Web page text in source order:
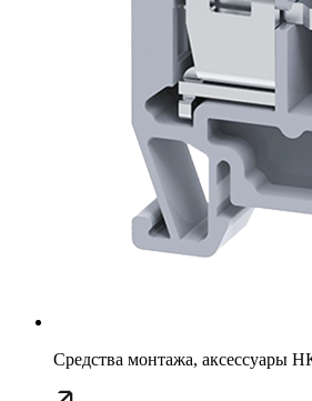
Средства монтажа, аксессуары